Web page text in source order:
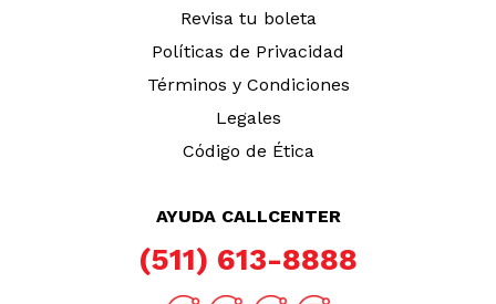
Revisa tu boleta
Políticas de Privacidad
Términos y Condiciones
Legales
Código de Ética
AYUDA CALLCENTER
(511) 613-8888